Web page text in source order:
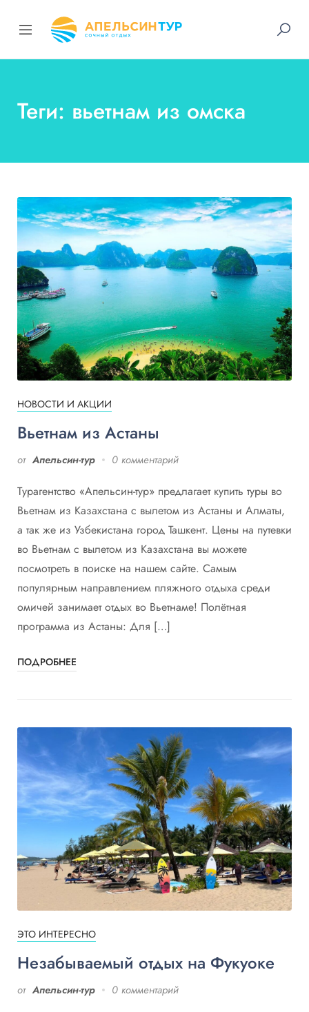
Теги: вьетнам из омска
НОВОСТИ И АКЦИИ
Вьетнам из Астаны
от Апельсин-тур 0 комментарий
Турагентство «Апельсин-тур» предлагает купить туры во
Вьетнам из Казахстана с вылетом из Астаны и Алматы,
а так же из Узбекистана город Ташкент. Цены на путевки
во Вьетнам с вылетом из Казахстана вы можете
посмотреть в поиске на нашем сайте. Самым
популярным направлением пляжного отдыха среди
омичей занимает отдых во Вьетнаме! Полётная
программа из Астаны: Для […]
ПОДРОБНЕЕ
ЭТО ИНТЕРЕСНО
Незабываемый отдых на Фукуоке
от Апельсин-тур 0 комментарий